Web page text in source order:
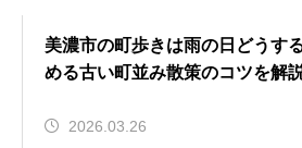
美濃市の町歩きは雨の日どうす
める古い町並み散策のコツを解
2026.03.26